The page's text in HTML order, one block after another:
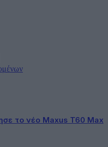
το νέο Maxus T60 Max